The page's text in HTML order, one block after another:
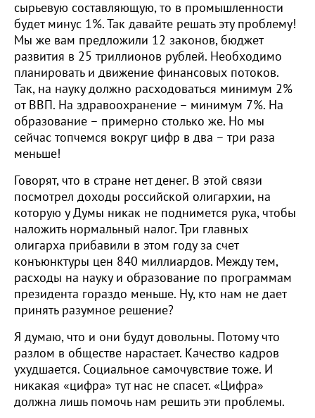
сырьевую составляющую, то в промышленности
будет минус 1%. Так давайте решать эту проблему!
Мы же вам предложили 12 законов, бюджет
развития в 25 триллионов рублей. Необходимо
планировать и движение финансовых потоков.
Так, на науку должно расходоваться минимум 2%
от ВВП. На здравоохранение – минимум 7%. На
образование – примерно столько же. Но мы
сейчас топчемся вокруг цифр в два – три раза
меньше!
Говорят, что в стране нет денег. В этой связи
посмотрел доходы российской олигархии, на
которую у Думы никак не поднимется рука, чтобы
наложить нормальный налог. Три главных
олигарха прибавили в этом году за счет
конъюнктуры цен 840 миллиардов. Между тем,
расходы на науку и образование по программам
президента гораздо меньше. Ну, кто нам не дает
принять разумное решение?
Я думаю, что и они будут довольны. Потому что
разлом в обществе нарастает. Качество кадров
ухудшается. Социальное самочувствие тоже. И
никакая «цифра» тут нас не спасет. «Цифра»
должна лишь помочь нам решить эти проблемы.